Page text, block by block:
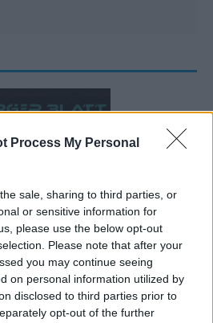
Process My Personal
sale, sharing to third parties, or
or sensitive information for
please use the below opt-out
Please note that after your
you may continue seeing
on personal information utilized by
disclosed to third parties prior to
opt-out of the further